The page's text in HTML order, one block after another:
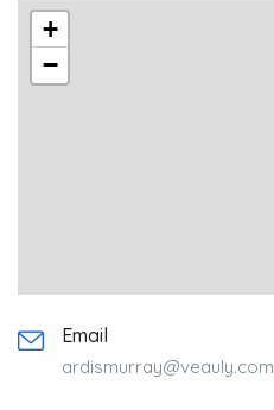
+
−
Email
ardismurray@veauly.com